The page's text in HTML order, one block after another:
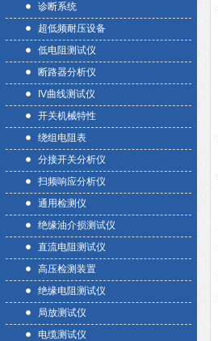
诊断系统
超低频耐压设备
低电阻测试仪
断路器分析仪
IV曲线测试仪
开关机械特性
绕组电阻表
分接开关分析仪
扫频响应分析仪
通用检测仪
绝缘油介损测试仪
直流电阻测试仪
高压检测装置
绝缘电阻测试仪
局放测试仪
电缆测试仪